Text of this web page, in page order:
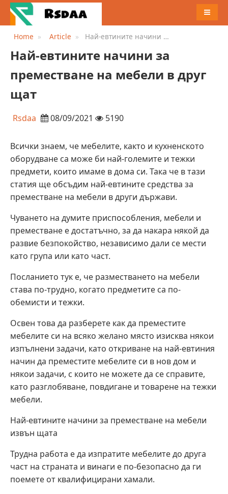
MENU
Home Article
Най-евтините начини за
друг щат
Най-евтините начини за
преместване на мебели в друг
щат
Rsdaa 08/09/2021 5190
Всички знаем, че мебелите, както и кухненското
оборудване са може би най-големите и тежки
предмети, които имаме в дома си. Така че в тази
статия ще обсъдим най-евтините средства за
преместване на мебели в други държави.
Чуването на думите приспособления, мебели и
преместване е достатъчно, за да накара някой да
развие безпокойство, независимо дали се мести
като група или като част.
Посланието тук е, че разместването на мебели
става по-трудно, когато предметите са по-
обемисти и тежки.
Освен това да разберете как да преместите
мебелите си на всяко желано място изисква някои
изпълнени задачи, като откриване на най-евтиния
начин да преместите мебелите си в нов дом и
някои задачи, с които не можете да се справите,
като разглобяване, повдигане и товарене на тежки
мебели.
Най-евтините начини за преместване на мебели
извън щата
Трудна работа е да изпратите мебелите до друга
част на страната и винаги е по-безопасно да ги
поемете от квалифицирани хамали.